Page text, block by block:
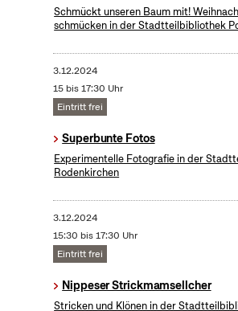
Schmückt unseren Baum mit!
schmücken in der Stadtteilbibliothek
3.12.2024
15 bis 17:30 Uhr
Eintritt frei
Superbunte Fotos
Experimentelle Fotografie in der
Rodenkirchen
3.12.2024
15:30 bis 17:30 Uhr
Eintritt frei
Nippeser Strickmamsellcher
Stricken und Klönen in der